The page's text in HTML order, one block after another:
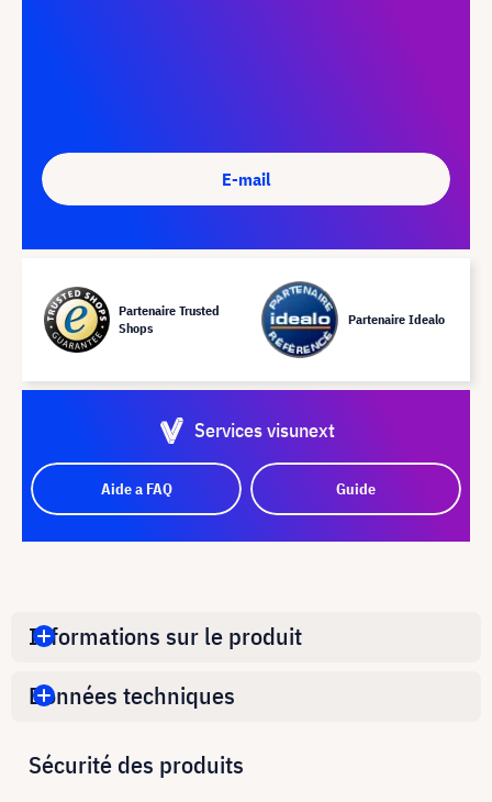
E-mail
Partenaire Trusted
Shops
Partenaire Idealo
Services visunext
Aide a FAQ Guide
Informations sur le produit
Données techniques
Sécurité des produits